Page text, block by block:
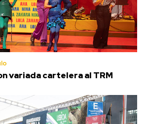
variada cartelera al TRM